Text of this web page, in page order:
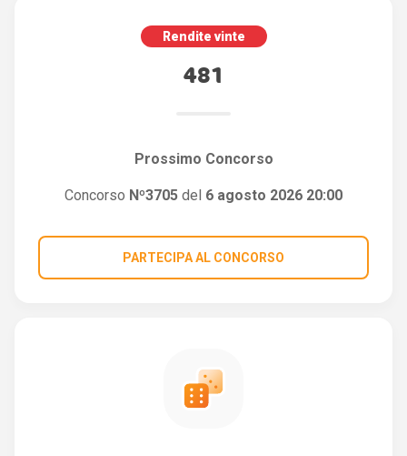
Rendite vinte
481
Prossimo Concorso
Concorso Nº3705 del 6 agosto 2026 20:00
PARTECIPA AL CONCORSO